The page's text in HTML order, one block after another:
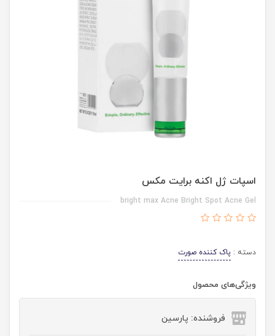
اسپات ژل اکنه برایت مکس
bright max Acne Bright Spot Acne Gel
دسته : پاک کننده صورت
ویژگی‌های محصول
فروشنده: پارسین